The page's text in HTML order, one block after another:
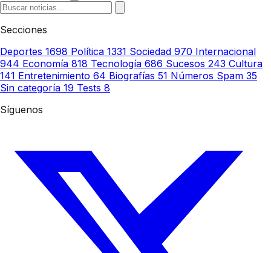
Secciones
Deportes 1698 Política 1331 Sociedad 970 Internacional
944 Economía 818 Tecnología 686 Sucesos 243 Cultura
141 Entretenimiento 64 Biografías 51 Números Spam 35
Sin categoría 19 Tests 8
Síguenos